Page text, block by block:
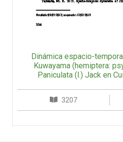
Dinámica espacio-
Kuwayama (hemiptera:
Paniculata (l.) Jack en
3207